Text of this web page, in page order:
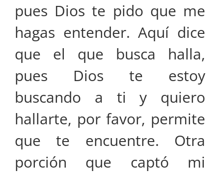
pues Dios te pido que me
hagas entender. Aquí dice
que el que busca halla,
pues Dios te estoy
buscando a ti y quiero
hallarte, por favor, permite
que te encuentre. Otra
porción que captó mi